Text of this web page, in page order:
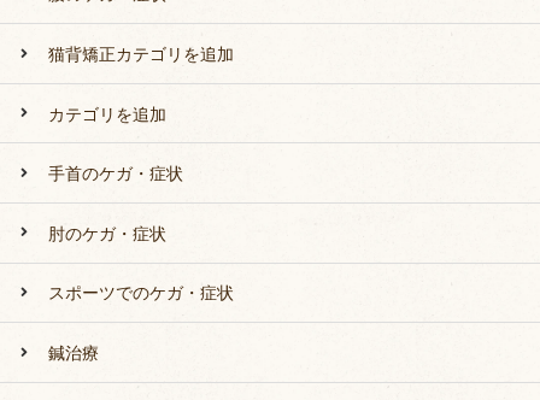
猫背矯正カテゴリを追加
カテゴリを追加
手首のケガ・症状
肘のケガ・症状
スポーツでのケガ・症状
鍼治療